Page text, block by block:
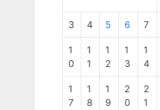
3 4 5 6 7
1
0
1
1
1
2
1
3
1
4
1
7
1
8
1
9
2
0
2
1